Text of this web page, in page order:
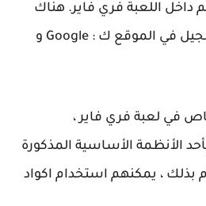
داخل اللعبة فري فاير. هناك
العديد من خيارات التسجيل في الموقع ك : Google و
في لعبة فري فاير ،
الأنظمة الأساسية المذكورة
بذلك ، يمكنهم استخدام اكواد